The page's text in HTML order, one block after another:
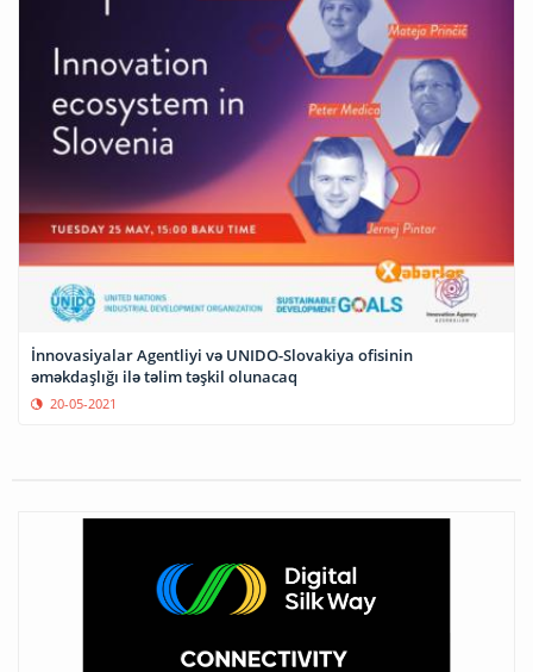
İnnovasiyalar Agentliyi və UNIDO-Slovakiya ofisinin
əməkdaşlığı ilə təlim təşkil olunacaq
20-05-2021